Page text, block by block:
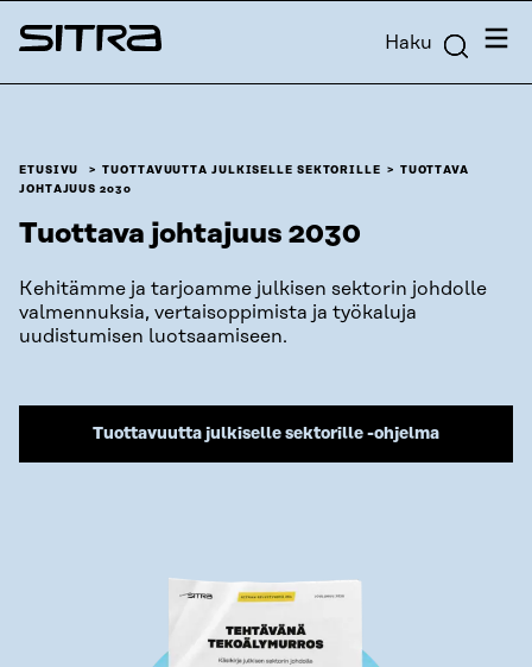
Siirry
suoraan
Sitra Haku
ETUSIVU TUOTTAVUUTTA JULKISELLE SEKTORILLE
TUOTTAVA
JOHTAJUUS 2030
Tuottava johtajuus 2030
Kehitämme ja tarjoamme julkisen sektorin johdolle
valmennuksia, vertaisoppimista ja työkaluja
uudistumisen luotsaamiseen.
Tuottavuutta julkiselle sektorille -ohjelma